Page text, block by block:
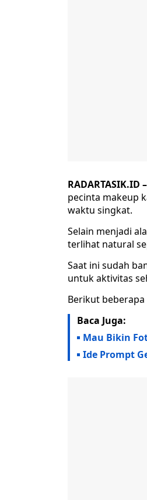
RADARTASIK.ID –
pecinta makeup
waktu singkat.
Selain menjadi
terlihat natural
Saat ini sudah
untuk aktivitas
Berikut
Baca Juga:
Mau Bikin
Ide Prompt